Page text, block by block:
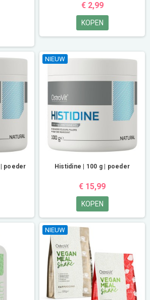
€ 2,99
KOPEN
poeder
NIEUW
Histidine | 100 g | poeder
€ 15,99
KOPEN
NIEUW